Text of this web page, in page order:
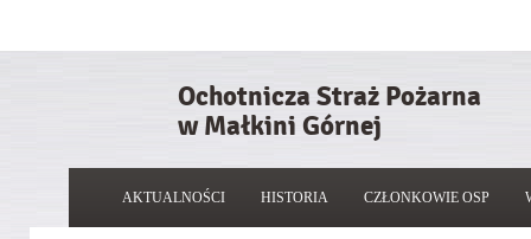
Ochotnicza Straż Pożarna
w Małkini Górnej
AKTUALNOŚCI HISTORIA CZŁONKOWIE OSP